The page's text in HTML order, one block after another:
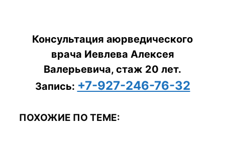
Консультация аюрведического
врача Иевлева Алексея
Валерьевича, стаж 20 лет.
Запись: +7-927-246-76-32
ПОХОЖИЕ ПО ТЕМЕ: